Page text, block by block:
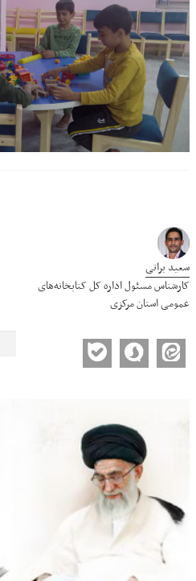
سعید براتی
کارشناس مسئول اداره کل کتابخانه‌های
عمومی استان مرکزی